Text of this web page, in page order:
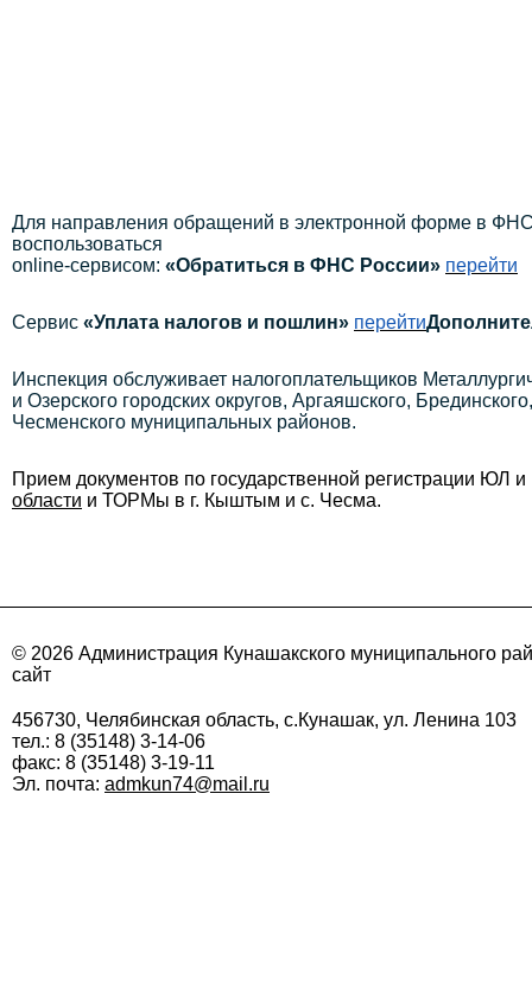
Для направления обращений в электронной форме в
воспользоваться
online-сервисом: «Обратиться в ФНС России» перейти
Сервис «Уплата налогов и пошлин» перейти
Инспекция обслуживает налогоплательщиков
и Озерского городских округов, Аргаяшского,
Чесменского муниципальных районов.
Прием документов по государственной регистрации ЮЛ
области и ТОРМы в г. Кыштым и с. Чесма.
© 2026 Администрация Кунашакского муниципального
сайт
456730, Челябинская область, с.Кунашак, ул. Ленина 103
тел.: 8 (35148) 3-14-06
факс: 8 (35148) 3-19-11
Эл. почта: admkun74@mail.ru